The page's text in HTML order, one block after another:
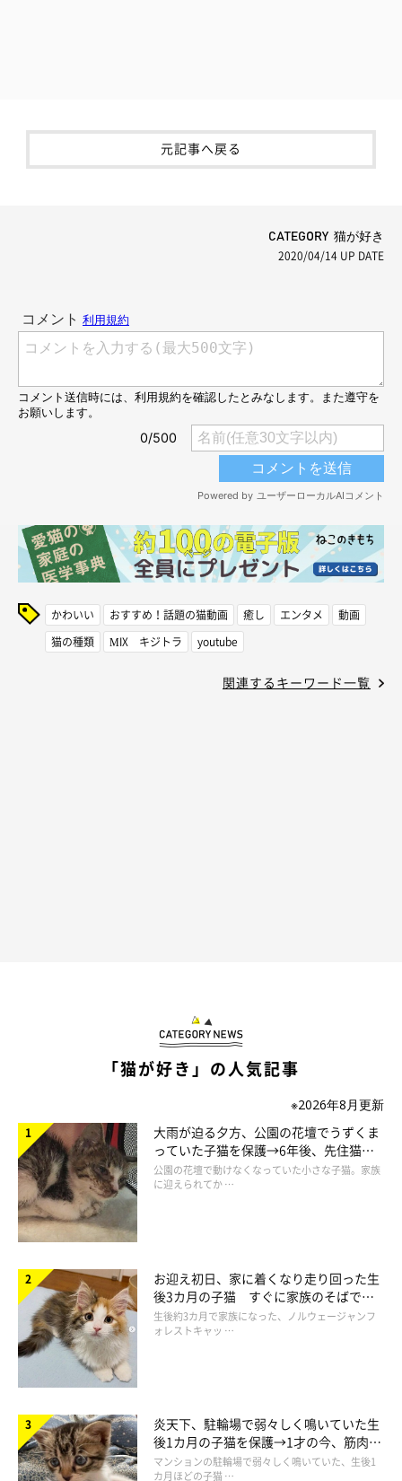
元記事へ戻る
CATEGORY 猫が好き
2020/04/14 UP DATE
かわいい おすすめ！話題の猫動画 癒し エンタメ
動画
猫の種類
MIX キジトラ youtube
関連するキーワード一覧
「猫が好き」の人気記事
※2026年8月更新
大雨が迫る夕方、公園の花壇でうずくま
っていた子猫を保護→6年後、先住猫
と“姉妹”のような関係に
公園の花壇で動けなくなっていた小さな子猫。家族
に迎えられてか …
お迎え初日、家に着くなり走り回った生
後3カ月の子猫 すぐに家族のそばで落
ち着く姿に「迎えてよかった」
生後約3カ月で家族になった、ノルウェージャンフ
ォレストキャッ …
炎天下、駐輪場で弱々しく鳴いていた生
後1カ月の子猫を保護→1才の今、筋肉質
でツンデレなコに成長
マンションの駐輪場で弱々しく鳴いていた、生後1
カ月ほどの子猫 …